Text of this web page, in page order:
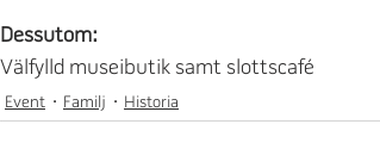
Dessutom:
Välfylld museibutik samt slottscafé
Event Familj Historia